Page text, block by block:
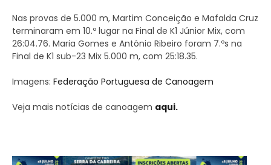
Nas provas de 5.000 m, Martim Conceição e Mafalda Cruz
terminaram em 10.º lugar na Final de K1 Júnior Mix, com
26:04.76. Maria Gomes e António Ribeiro foram 7.ºs na
Final de K1 sub-23 Mix 5.000 m, com 25:18.35.
Imagens: Federação Portuguesa de Canoagem
Veja mais notícias de canoagem aqui.